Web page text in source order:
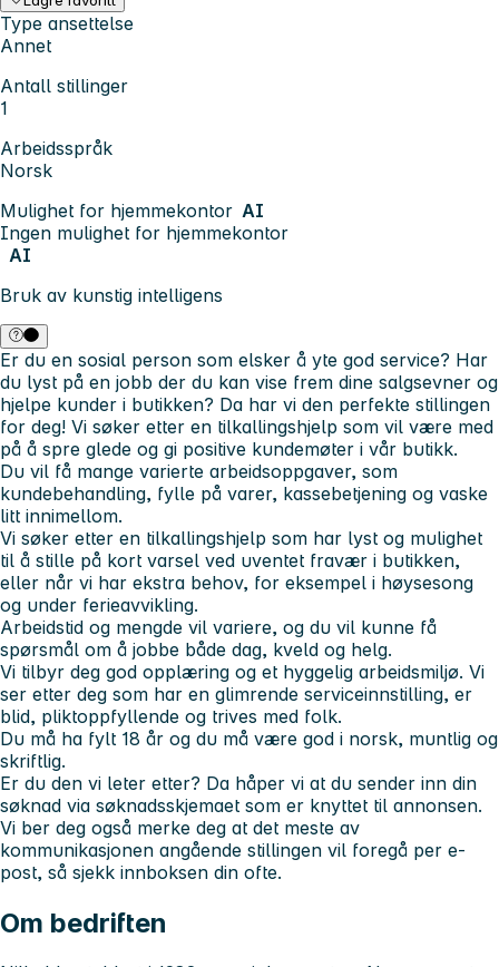
Type ansettelse
Annet
Antall stillinger
1
Arbeidsspråk
Norsk
Mulighet for hjemmekontor AI
Ingen mulighet for hjemmekontor
AI
Bruk av kunstig intelligens
Er du en sosial person som elsker å yte god service? Har
du lyst på en jobb der du kan vise frem dine salgsevner og
hjelpe kunder i butikken? Da har vi den perfekte stillingen
for deg! Vi søker etter en tilkallingshjelp som vil være med
på å spre glede og gi positive kundemøter i vår butikk.
Du vil få mange varierte arbeidsoppgaver, som
kundebehandling, fylle på varer, kassebetjening og vaske
litt innimellom.
Vi søker etter en tilkallingshjelp som har lyst og mulighet
til å stille på kort varsel ved uventet fravær i butikken,
eller når vi har ekstra behov, for eksempel i høysesong
og under ferieavvikling.
Arbeidstid og mengde vil variere, og du vil kunne få
spørsmål om å jobbe både dag, kveld og helg.
Vi tilbyr deg god opplæring og et hyggelig arbeidsmiljø. Vi
ser etter deg som har en glimrende serviceinnstilling, er
blid, pliktoppfyllende og trives med folk.
Du må ha fylt 18 år og du må være god i norsk, muntlig og
skriftlig.
Er du den vi leter etter? Da håper vi at du sender inn din
søknad via søknadsskjemaet som er knyttet til annonsen.
Vi ber deg også merke deg at det meste av
kommunikasjonen angående stillingen vil foregå per e-
post, så sjekk innboksen din ofte.
Om bedriften